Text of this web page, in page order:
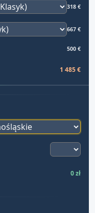
318 €
667 €
500 €
1 485 €
0 zł